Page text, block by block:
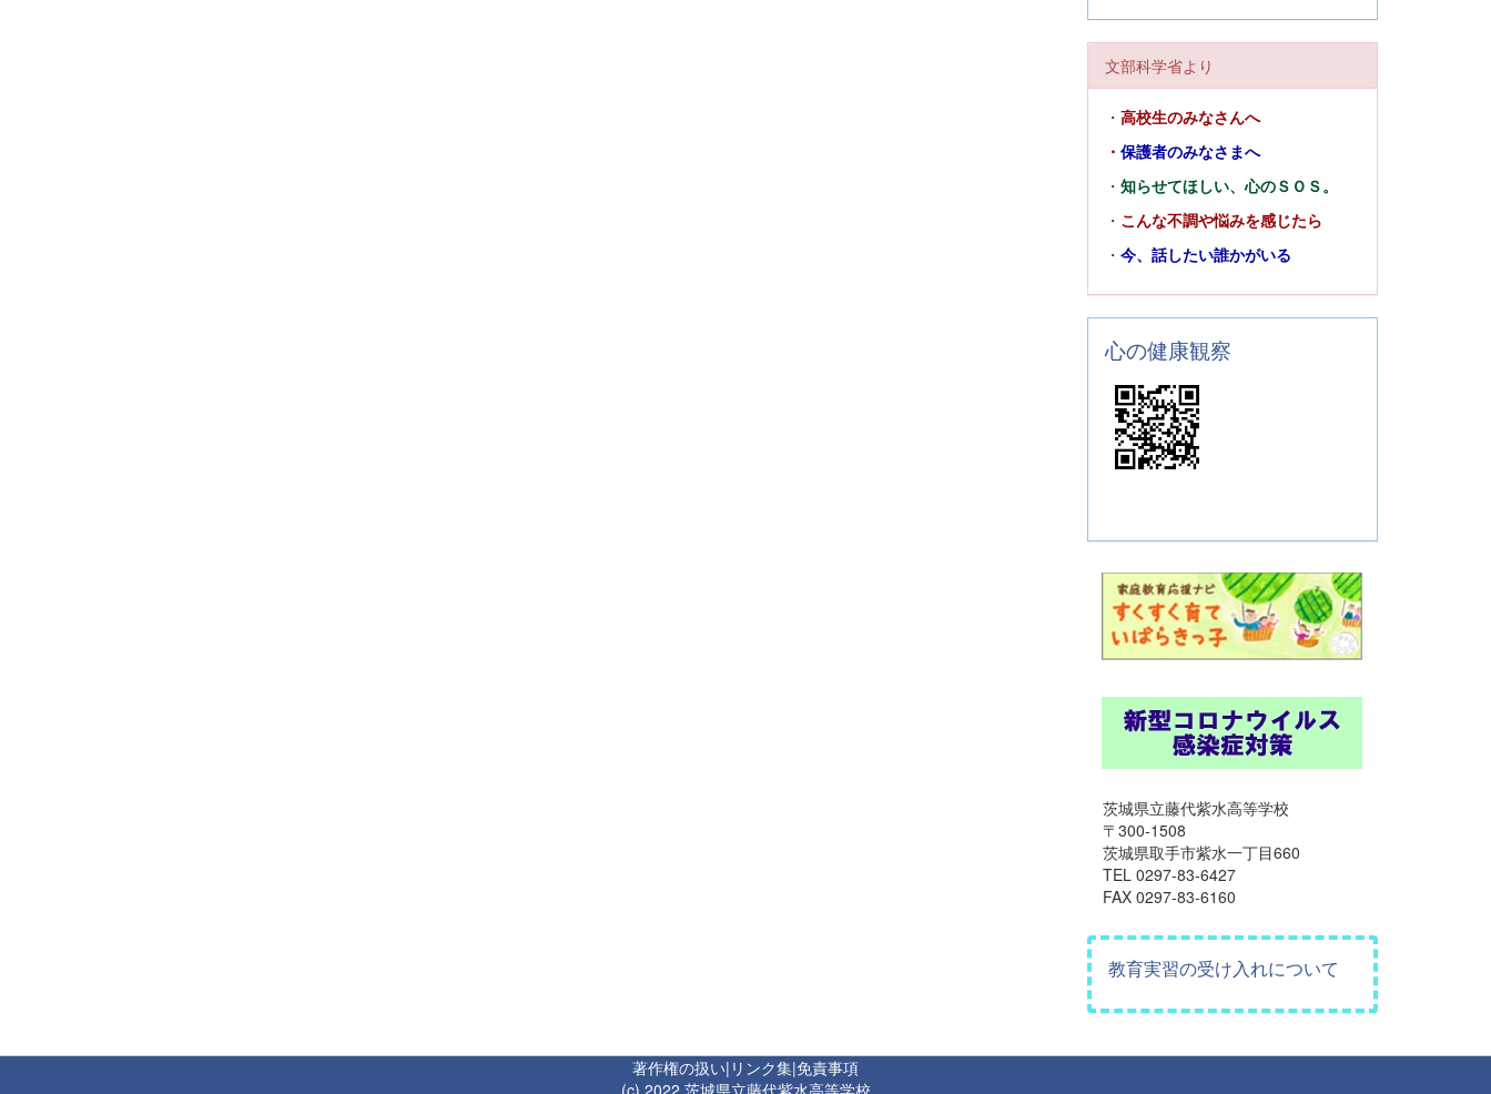
文部科学省より
・ 高校生のみなさんへ
・ 保護者のみなさまへ
・ 知らせてほしい、心のＳＯＳ。
・ こんな不調や悩みを感じたら
・ 今、話したい誰かがいる
心の健康観察
茨城県立藤代紫水高等学校
〒300-1508
茨城県取手市紫水一丁目660
TEL 0297-83-6427
FAX 0297-83-6160
教育実習の受け入れについて
著作権の扱い| リンク集|免責事項